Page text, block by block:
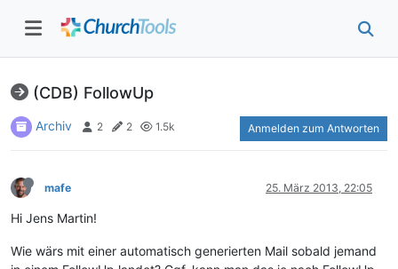
(CDB) FollowUp
Archiv 2 2 1.5k Anmelden zum Antworten
mafe 25. März 2013, 22:05
Hi Jens Martin!
Wie wärs mit einer automatisch generierten Mail sobald jemand